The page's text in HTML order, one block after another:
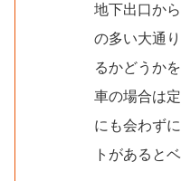
地下出口か
の多い大通
るかどうか
車の場合は
にも会わず
トがあると